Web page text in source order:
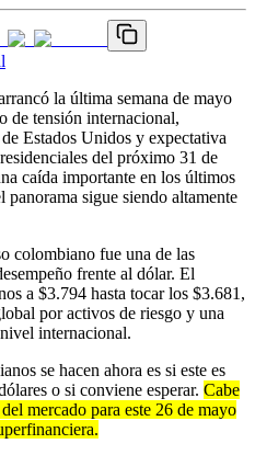
la última semana de mayo
de tensión internacional,
Estados Unidos y expectativa
del próximo 31 de
caída importante en los últimos
panorama sigue siendo altamente
colombiano fue una de las
frente al dólar. El
a $3.794 hasta tocar los $3.681,
por activos de riesgo y una
internacional.
se hacen ahora es si este es
o si conviene esperar. Cabe
mercado para este 26 de mayo